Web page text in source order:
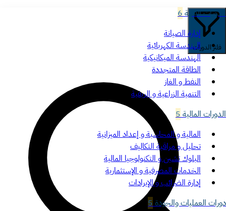
الدورات الفنية6
إدارة الصيانة
الهندسة الكهربائية
الهندسة الميكانيكية
الطاقة المتجددة
النفط و الغاز
التنمية الزراعية و الريفية
الدورات المالية5
المالية و المحاسبة و إعداد الميزانية
تحليل و مراقبة التكاليف
البلوك تشين و التكنولوجيا المالية
الخدمات المصرفية و الإستثمارية
إدارة الضرائب و الإيرادات
دورات العمليات والجودة5
فلتر الدورات